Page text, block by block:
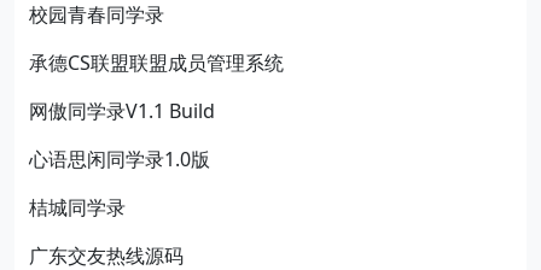
校园青春同学录
承德CS联盟联盟成员管理系统
网傲同学录V1.1 Build
心语思闲同学录1.0版
桔城同学录
广东交友热线源码